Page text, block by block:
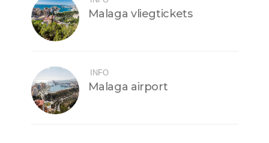
Malaga vliegtickets
INFO
Malaga airport